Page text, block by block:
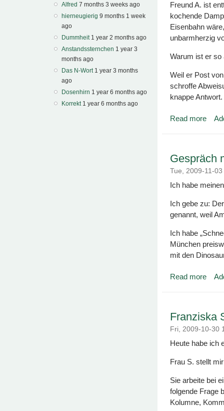
Alfred 7 months 3 weeks ago
hierneugierig 9 months 1 week
ago
Dummheit 1 year 2 months ago
Anstandssternchen 1 year 3
months ago
Das N-Wort 1 year 3 months
ago
Dosenhirn 1 year 6 months ago
Korrekt 1 year 6 months ago
Freund A. ist
kochende
Eisenbahn
unbarmherzig
Warum ist er so
Weil er Post
schroffe
knappe Antwort.
Read more
Gespräch
Tue, 2009-11-
Ich habe
Ich gebe zu:
genannt, weil
Ich habe
München
mit den
Read more
Franziska
Fri, 2009-10-
Heute habe ich
Frau S. stellt
Sie arbeite bei
folgende Frage
Kolumne,